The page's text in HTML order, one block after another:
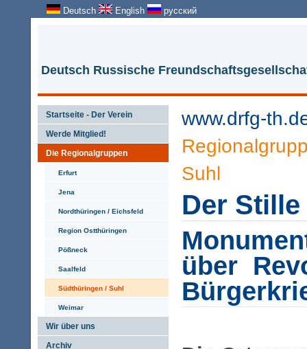
Deutsch English русский
Deutsch Russische
Startseite - Der Verein
Werde Mitglied!
Die Regionalgruppen
Erfurt
Jena
Nordthüringen / Eichsfeld
Region Ostthüringen
Pößneck
Saalfeld
Südthüringen / Suhl
Weimar
Wir über uns
Archiv
www.drfg-
Suhl
Der Stille
über